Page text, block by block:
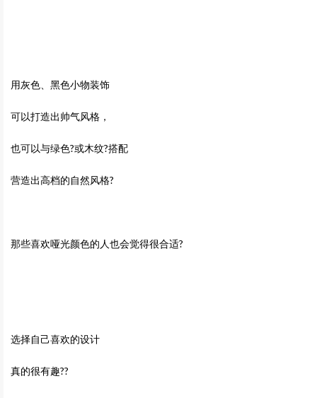
用灰色、黑色小物装饰
可以打造出帅气风格，
也可以与绿色?或木纹?搭配
营造出高档的自然风格?
那些喜欢哑光颜色的人也会觉得很合适?
选择自己喜欢的设计
真的很有趣??